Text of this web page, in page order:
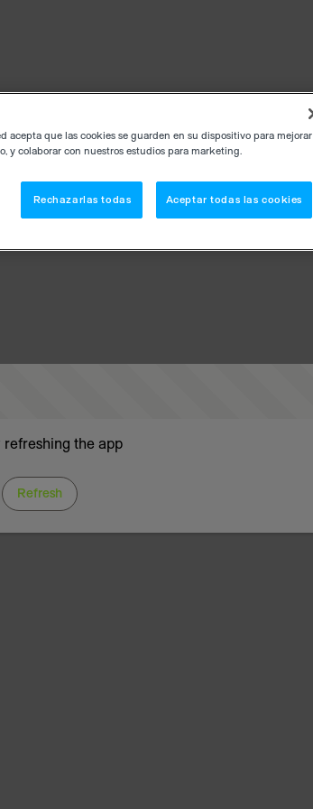
refreshing the app
Refresh
acepta que las cookies se guarden en su dispositivo para mejorar
y colaborar con nuestros estudios para marketing.
Rechazarlas todas Aceptar todas las cookies